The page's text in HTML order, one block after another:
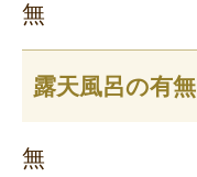
無
露天風呂の有無
無